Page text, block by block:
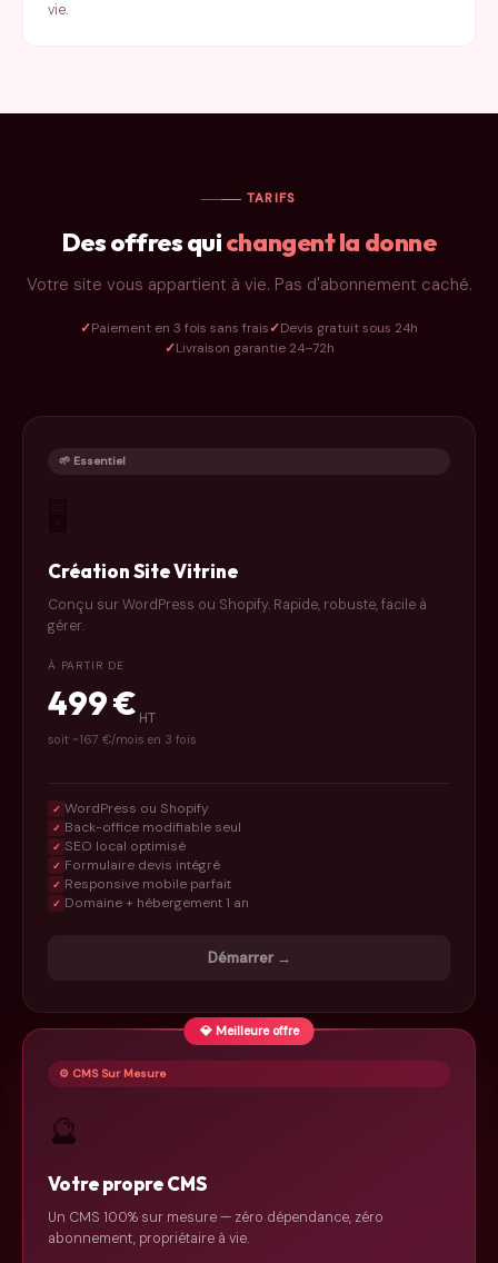
vie.
TARIFS
Des offres quichangent la donne
Votre site vous appartient à vie. Pas d'abonnement caché.
Paiement en 3 fois sans frais
Devis gratuit sous 24h
Livraison garantie 24–72h
🌱 Essentiel
Création Site Vitrine
Conçu sur WordPress ou Shopify. Rapide, robuste, facile à
gérer.
À PARTIR DE
499 € HT
soit ~167 €/mois en 3 fois
✓ WordPress ou Shopify
✓ Back-office modifiable seul
✓ SEO local optimisé
✓ Formulaire devis intégré
✓ Responsive mobile parfait
✓ Domaine + hébergement 1 an
Démarrer →
💎 Meilleure offre
⚙️ CMS Sur Mesure
🔮
Votre propre CMS
Un CMS 100% sur mesure — zéro dépendance, zéro
abonnement, propriétaire à vie.